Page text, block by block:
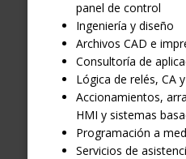
panel de control
Ingeniería y diseño
Archivos CAD e
Consultoría de
Lógica de relés, CA y
Accionamientos,
HMI y sistemas
Programación a
Servicios de